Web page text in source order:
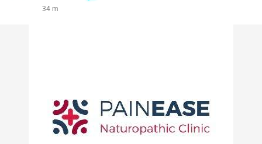
34 m